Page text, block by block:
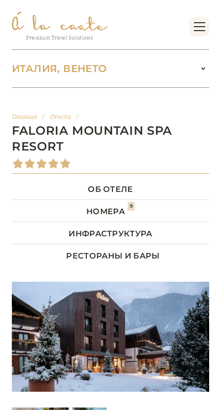
ИТАЛИЯ, ВЕНЕТО
ВАЛЛЕ-Д’АОСТА
ВЕНЕТО
Almar Jesolo Resort & Spa
Esplanade Tergesteo – Luxury Retreat
Faloria Mountain SPA Resort
Grand Hotel Trieste & Victoria
Hotel Cipriani
Hotel La Residence & Idrokinesis
Hotel Terme Due Torri
Hotel Terme Metropole
Hotel Villa Michelangelo
Главная / Отели /
FALORIA MOUNTAIN SPA
RESORT
ОБ ОТЕЛЕ
НОМЕРА
9
ИНФРАСТРУКТУРА
РЕСТОРАНЫ И БАРЫ